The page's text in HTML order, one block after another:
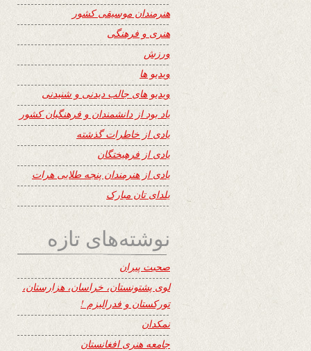
هنرمندان موسیقی کشور
هنری و فرهنگی
ورزش
ویدیو ها
ویدیو های جالب دیدنی و شنیدنی
یاد بود از دانشمندان و فرهنگیان کشور
یادی از خاطرات گذشته
یادی از فرهیختگان
یادی از هنرمندان پنجه طلایی هرات
یلدای تان مبارک
نوشته‌های تازه
صحبت پیران
لوی پشتونستان، خراسان، هزارستان،
تورکستان و فدرالیزم !
نمکدان
جامعه هنری افغانستان